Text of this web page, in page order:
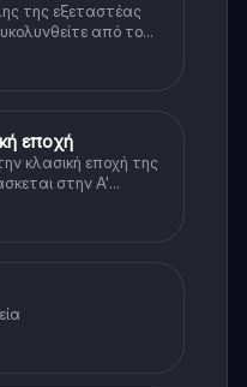
της εξεταστέας
από το
εποχή
κλασική εποχή της
στην Α'